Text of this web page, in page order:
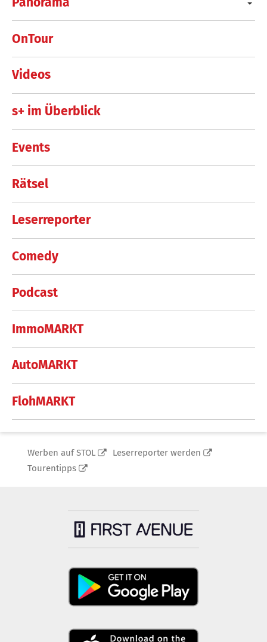
OnTour
Videos
s+ im Überblick
Events
Rätsel
Leserreporter
Comedy
Podcast
ImmoMARKT
AutoMARKT
FlohMARKT
Werben auf STOL
Leserreporter werden
Tourentipps